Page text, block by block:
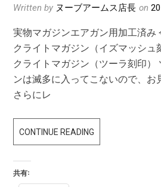
ズ
マ
ッ
シ
Written by ヌーブアームス店長 on
実物マガジンエアガン用加工済み
クライトマガジン（イズマッシュ
クライトマガジン（ツーラ刻印）
ンは滅多に入ってこないので、お
さらにレ
CONTINUE READING
物
共有: